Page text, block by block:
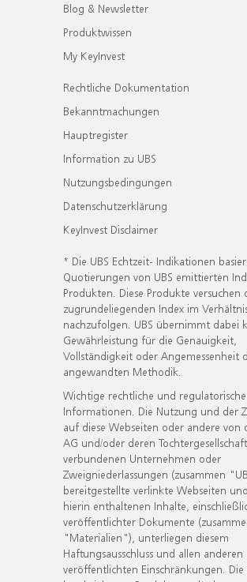
Blog & Newsletter
Produktwissen
My KeyInvest
Rechtliche Dokumentation
Bekanntmachungen
Hauptregister
Information zu UBS
Nutzungsbedingungen
Datenschutzerklärung
KeyInvest Disclaimer
* Die UBS Echtzeit- Indikationen
Quotierungen von UBS emittierten
Produkten. Diese Produkte versuchen
zugrundeliegenden Index im
nachzufolgen. UBS übernimmt dabei
Gewährleistung für die Genauigkeit,
Vollständigkeit oder Angemessenheit
angewandten Methodik.
Wichtige rechtliche und regulatorische
Informationen. Die Nutzung und der
auf diese Webseiten oder andere von
AG und/oder deren
verbundenen Unternehmen oder
Zweigniederlassungen (zusammen
bereitgestellte verlinkte Webseiten
hierin enthaltenen Inhalte,
veröffentlichter Dokumente
"Materialien"), unterliegen diesem
Haftungsausschluss und allen anderen
veröffentlichten Einschränkungen. Die